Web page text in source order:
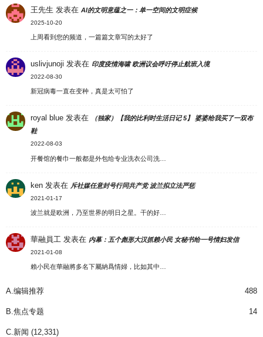
王先生 发表在AI的文明意蕴之一：单一空间的文明症候
2025-10-20
上周看到您的频道，一篇篇文章写的太好了
uslivjunoji 发表在 印度疫情海啸 欧洲议会呼吁停止航班入境
2022-08-30
新冠病毒一直在变种，真是太可怕了
royal blue 发表在
（独家）【我的比利时生活日记 5】 婆婆给我买了一双布
鞋
2022-08-03
开餐馆的餐巾一般都是外包给专业洗衣公司洗…
ken 发表在 斥社媒任意封号行同共产党 波兰拟立法严惩
2021-01-17
波兰就是欧洲，乃至世界的明日之星。干的好…
華融員工 发表在 内幕：五个彪形大汉抓赖小民 女秘书给一号情妇发信
2021-01-08
賴小民在華融將多名下屬納爲情婦，比如其中…
A.编辑推荐 488
B.焦点专题 14
C.新闻 (12,331)